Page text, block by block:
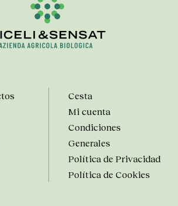
Cesta
Mi cuenta
Condiciones
Generales
Política de Privacidad
Política de Cookies